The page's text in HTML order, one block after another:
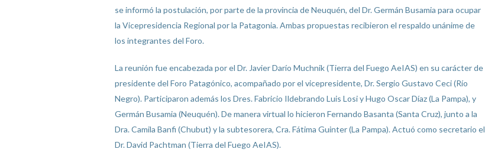
se informó la postulación, por parte de la provincia de Neuquén, del Dr. Germán Busamia para ocupar
la Vicepresidencia Regional por la Patagonia. Ambas propuestas recibieron el respaldo unánime de
los integrantes del Foro.
La reunión fue encabezada por el Dr. Javier Darío Muchnik (Tierra del Fuego AeIAS) en su carácter de
presidente del Foro Patagónico, acompañado por el vicepresidente, Dr. Sergio Gustavo Ceci (Río
Negro). Participaron además los Dres. Fabricio Ildebrando Luis Losi y Hugo Oscar Díaz (La Pampa), y
Germán Busamia (Neuquén). De manera virtual lo hicieron Fernando Basanta (Santa Cruz), junto a la
Dra. Camila Banfi (Chubut) y la subtesorera, Cra. Fátima Guinter (La Pampa). Actuó como secretario el
Dr. David Pachtman (Tierra del Fuego AeIAS).